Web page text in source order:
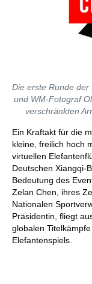
Die erste Runde
und WM-Fotograf
verschränkten
Ein Kraftakt für die
kleine, freilich hoch
virtuellen
Deutschen Xiangqi-
Bedeutung des
Zelan Chen, ihres
Nationalen
Präsidentin, fliegt
globalen
Elefantenspiels.